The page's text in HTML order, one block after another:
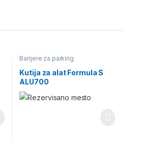
Barijere za parking
Kutija za alat Formula S
ALU700